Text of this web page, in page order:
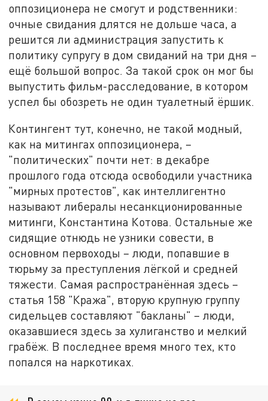
оппозиционера не смогут и родственники:
очные свидания длятся не дольше часа, а
решится ли администрация запустить к
политику супругу в дом свиданий на три дня –
ещё большой вопрос. За такой срок он мог бы
выпустить фильм-расследование, в котором
успел бы обозреть не один туалетный ёршик.
Контингент тут, конечно, не такой модный,
как на митингах оппозиционера, –
"политических" почти нет: в декабре
прошлого года отсюда освободили участника
"мирных протестов", как интеллигентно
называют либералы несанкционированные
митинги, Константина Котова. Остальные же
сидящие отнюдь не узники совести, в
основном первоходы – люди, попавшие в
тюрьму за преступления лёгкой и средней
тяжести. Самая распространённая здесь –
статья 158 "Кража", вторую крупную группу
сидельцев составляют "бакланы" – люди,
оказавшиеся здесь за хулиганство и мелкий
грабёж. В последнее время много тех, кто
попался на наркотиках.